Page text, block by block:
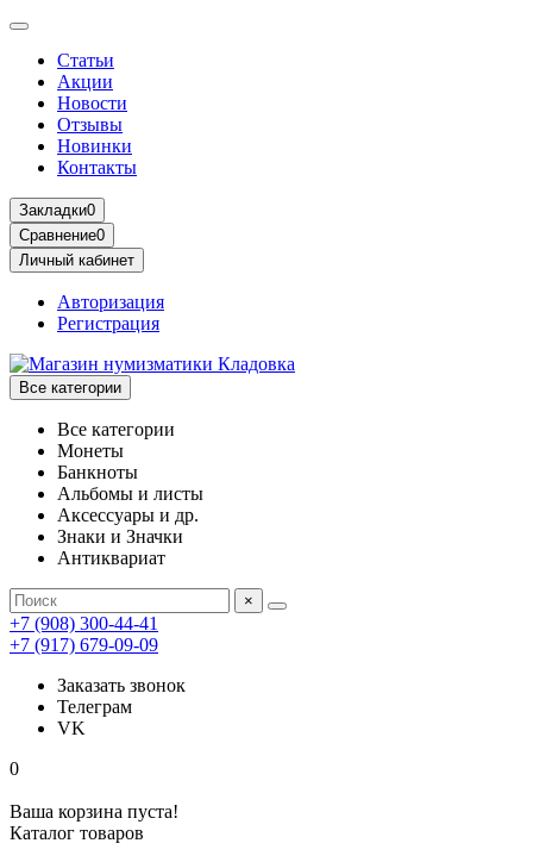
Статьи
Акции
Новости
Отзывы
Новинки
Контакты
Закладки0
Сравнение0
Личный кабинет
Авторизация
Регистрация
Все категории
Все категории
Монеты
Банкноты
Альбомы и листы
Аксессуары и др.
Знаки и Значки
Антиквариат
×
+7 (908) 300-44-41
+7 (917) 679-09-09
Заказать звонок
Телеграм
VK
0
Ваша корзина пуста!
Каталог товаров